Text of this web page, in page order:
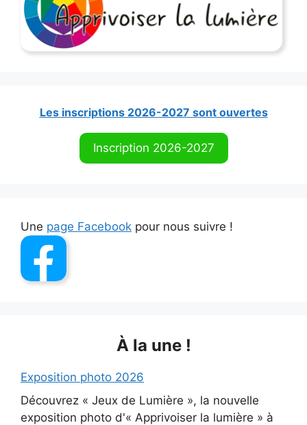
Les inscriptions 2026-2027 sont ouvertes
Inscription 2026-2027
Une page Facebook pour nous suivre !
À la une !
Exposition photo 2026
Découvrez « Jeux de Lumière », la nouvelle
exposition photo d'« Apprivoiser la lumière » à